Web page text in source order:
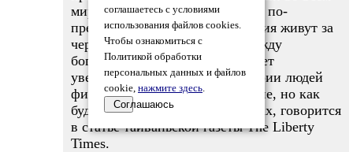
мире. Однако при этом в Китае по-
прежнему больше 10% населения живут за
чертой бедности, а разница между
богатыми и бедными продолжает
увеличиваться. Эти две категории людей
физически живут в одной стране, но как
будто в абсолютно разных мирах, говорится
в статье тайваньской газеты The Liberty
Times.
соглашаетесь с условиями
использования файлов cookies.
Чтобы ознакомиться с
Политикой обработки
персональных данных и файлов
cookie, нажмите здесь.
Соглашаюсь